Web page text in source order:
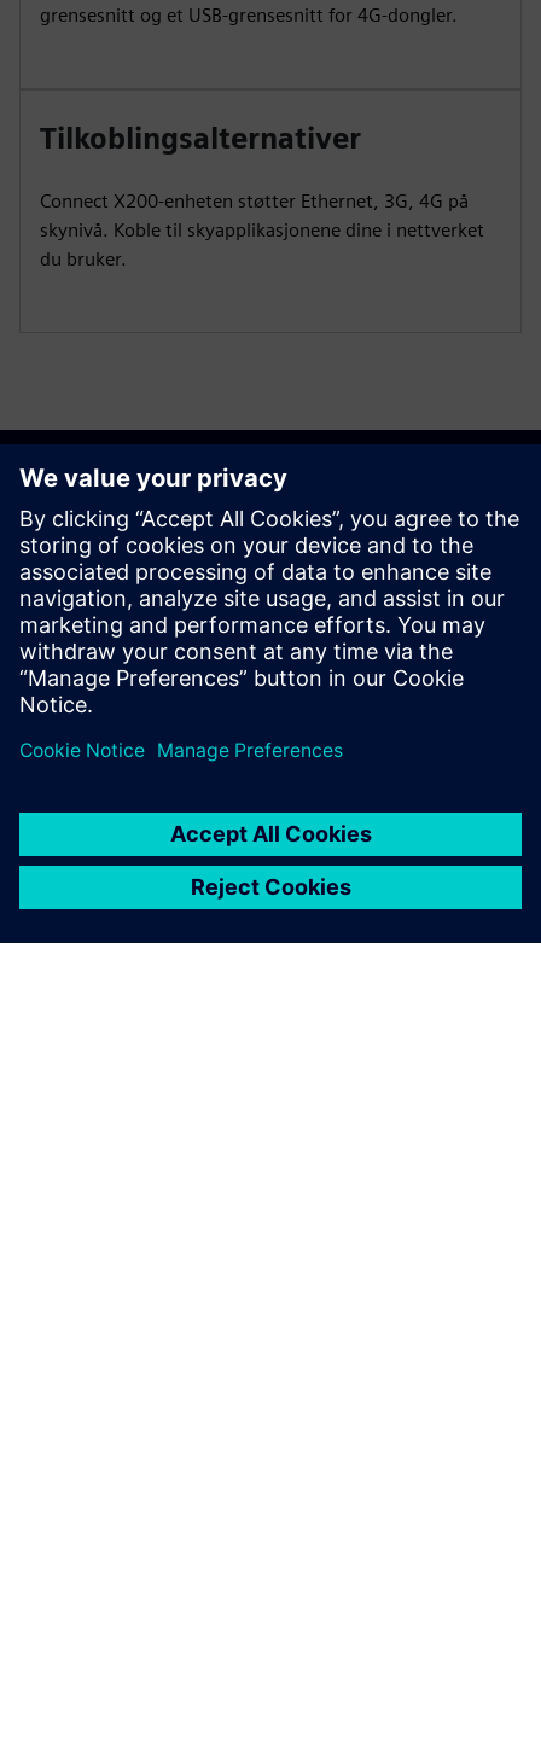
grensesnitt og et USB-grensesnitt for 4G-dongler.
Tilkoblingsalternativer
Connect X200-enheten støtter Ethernet, 3G, 4G på
skynivå. Koble til skyapplikasjonene dine i nettverket
du bruker.
Kom i gang
Kontakt oss